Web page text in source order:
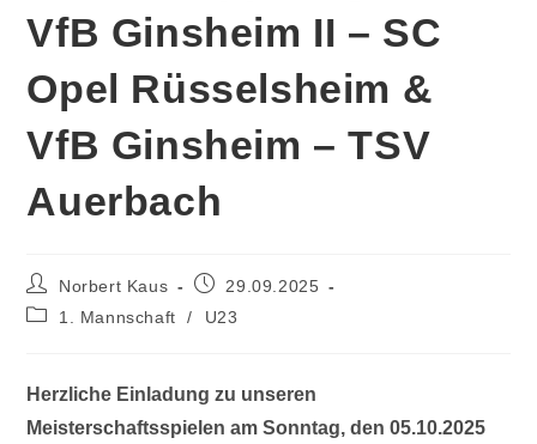
VfB Ginsheim II – SC
Opel Rüsselsheim &
VfB Ginsheim – TSV
Auerbach
Norbert Kaus
29.09.2025
1. Mannschaft
/ U23
Herzliche Einladung zu unseren
Meisterschaftsspielen am Sonntag, den 05.10.2025